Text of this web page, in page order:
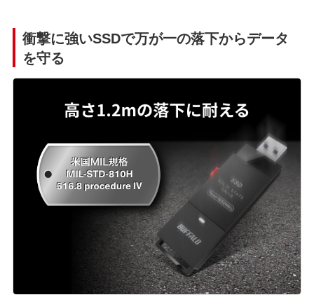
衝撃に強いSSDで万が一の落下からデータ
を守る